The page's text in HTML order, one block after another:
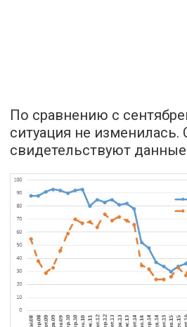
По сравнению с
ситуация не изменилась.
свидетельствуют